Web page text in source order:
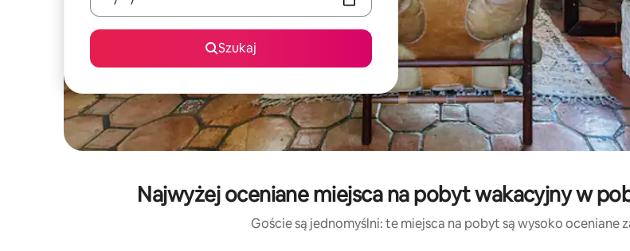
Szukaj
Najwyżej oceniane miejsca na pobyt wakacyjny w
Goście są jednomyślni: te miejsca na pobyt są wysoko oceniane